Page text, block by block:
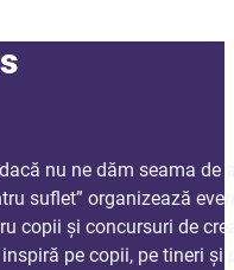
nu ne dăm seama de
suflet” organizează
copii și concursuri de
pe copii, pe tineri și